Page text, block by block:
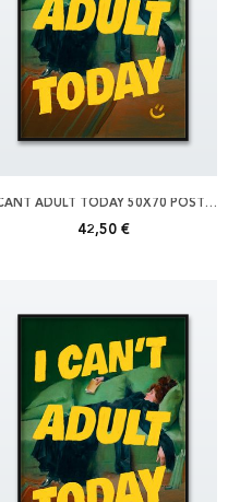
I CANT ADULT TODAY 50X70 POSTER
42,50 €